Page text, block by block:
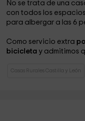
No se trata de una
con todos los
para albergar a las 6
Como servicio extra
bicicleta y admitimos
Casas Rurales Castilla y León